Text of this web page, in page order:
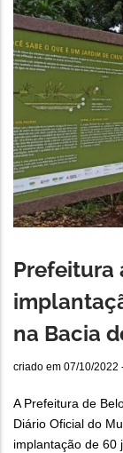
Prefeitura
na Bacia
criado em 07/10/2022
A Prefeitura de
Diário Oficial do
implantação de 60